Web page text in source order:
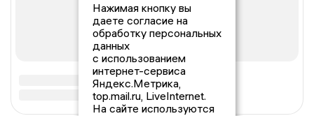
Нажимая кнопку вы
даете согласие на
обработку персональных
данных
с использованием
интернет-сервиса
Яндекс.Метрика,
top.mail.ru, LiveInternet.
На сайте используются